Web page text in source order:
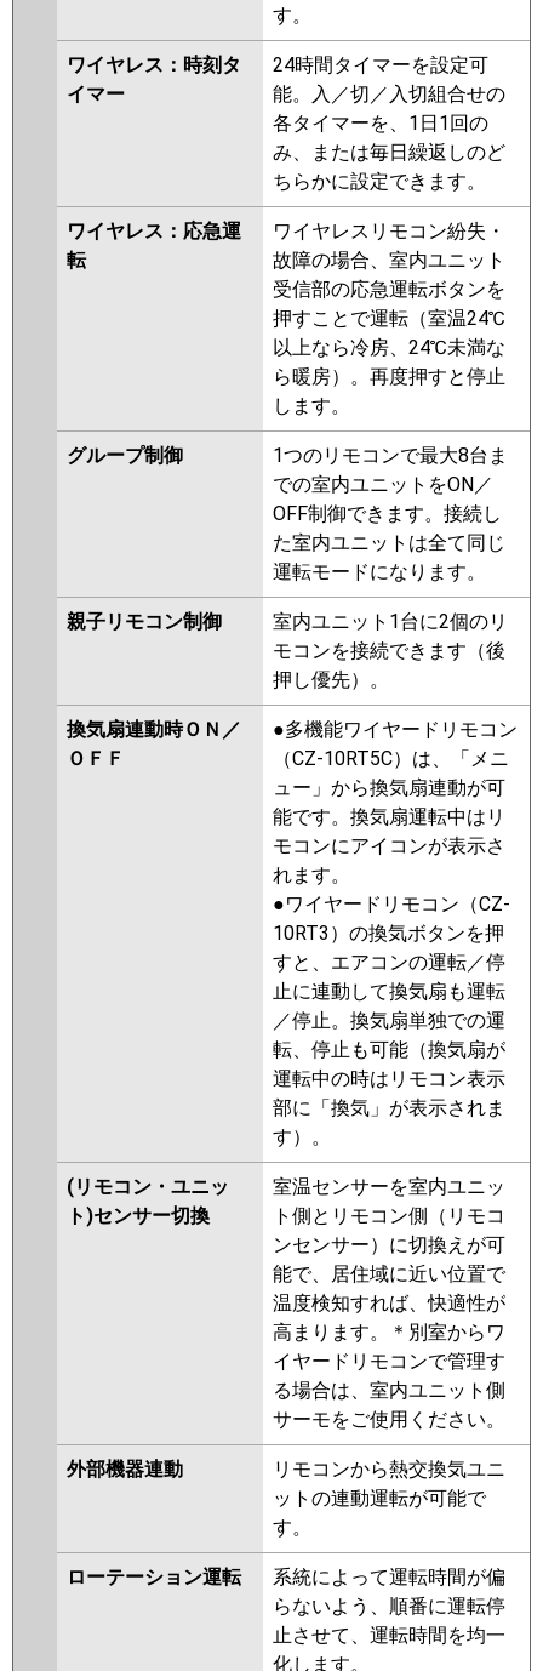
す。
ワイヤレス：時刻タ
イマー
24時間タイマーを設定可
能。入／切／入切組合せの
各タイマーを、1日1回の
み、または毎日繰返しのど
ちらかに設定できます。
ワイヤレス：応急運
転
ワイヤレスリモコン紛失・
故障の場合、室内ユニット
受信部の応急運転ボタンを
押すことで運転（室温24℃
以上なら冷房、24℃未満な
ら暖房）。再度押すと停止
します。
グループ制御
1つのリモコンで最大8台ま
での室内ユニットをON／
OFF制御できます。接続し
た室内ユニットは全て同じ
運転モードになります。
親子リモコン制御
室内ユニット1台に2個のリ
モコンを接続できます（後
押し優先）。
換気扇連動時ＯＮ／
ＯＦＦ
●多機能ワイヤードリモコン
（CZ-10RT5C）は、「メニ
ュー」から換気扇連動が可
能です。換気扇運転中はリ
モコンにアイコンが表示さ
れます。
●ワイヤードリモコン（CZ-
10RT3）の換気ボタンを押
すと、エアコンの運転／停
止に連動して換気扇も運転
／停止。換気扇単独での運
転、停止も可能（換気扇が
運転中の時はリモコン表示
部に「換気」が表示されま
す）。
(リモコン・ユニッ
ト)センサー切換
室温センサーを室内ユニッ
ト側とリモコン側（リモコ
ンセンサー）に切換えが可
能で、居住域に近い位置で
温度検知すれば、快適性が
高まります。＊別室からワ
イヤードリモコンで管理す
る場合は、室内ユニット側
サーモをご使用ください。
外部機器連動
リモコンから熱交換気ユニ
ットの連動運転が可能で
す。
ローテーション運転
系統によって運転時間が偏
らないよう、順番に運転停
止させて、運転時間を均一
化します。